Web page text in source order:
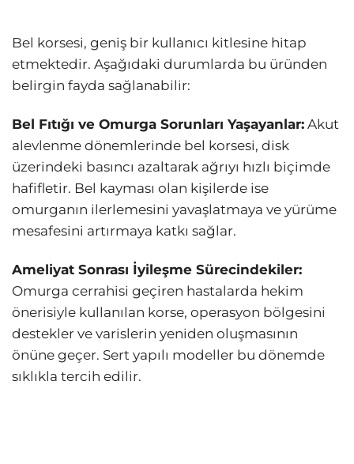
Bel korsesi, geniş bir kullanıcı kitlesine hitap
etmektedir. Aşağıdaki durumlarda bu üründen
belirgin fayda sağlanabilir:
Bel Fıtığı ve Omurga Sorunları Yaşayanlar: Akut
alevlenme dönemlerinde bel korsesi, disk
üzerindeki basıncı azaltarak ağrıyı hızlı biçimde
hafifletir. Bel kayması olan kişilerde ise
omurganın ilerlemesini yavaşlatmaya ve yürüme
mesafesini artırmaya katkı sağlar.
Ameliyat Sonrası İyileşme Sürecindekiler:
Omurga cerrahisi geçiren hastalarda hekim
önerisiyle kullanılan korse, operasyon bölgesini
destekler ve varislerin yeniden oluşmasının
önüne geçer. Sert yapılı modeller bu dönemde
sıklıkla tercih edilir.